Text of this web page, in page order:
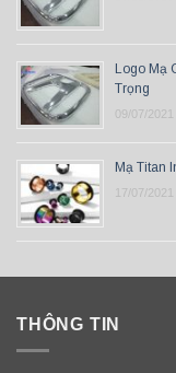
Logo Mạ
Trọng
09/07/2021
Mạ Titan
17/07/2021
THÔNG TIN